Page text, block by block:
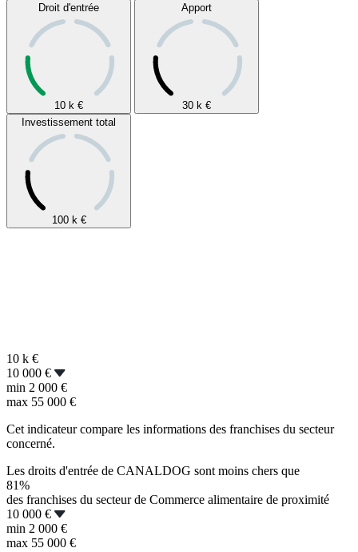
Droit d'entrée
10 k €
Apport
30 k €
Investissement total
100 k €
10 k €
10 000 €
min 2 000 €
max 55 000 €
Cet indicateur compare les informations des franchises du secteur
concerné.
Les droits d'entrée de CANALDOG sont moins chers que
81%
des franchises du secteur de Commerce alimentaire de proximité
10 000 €
min 2 000 €
max 55 000 €